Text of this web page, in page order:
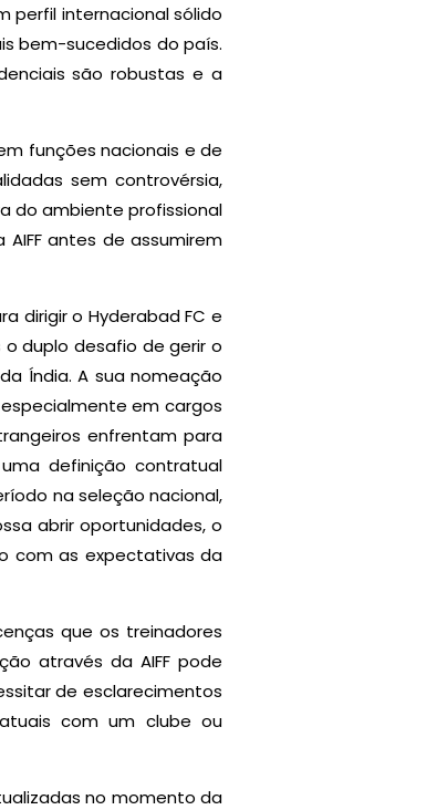
perfil internacional sólido
bem-sucedidos do país.
são robustas e a
funções nacionais e de
sem controvérsia,
do ambiente profissional
antes de assumirem
dirigir o Hyderabad FC e
o duplo desafio de gerir o
Índia. A sua nomeação
especialmente em cargos
enfrentam para
definição contratual
na seleção nacional,
abrir oportunidades, o
com as expectativas da
que os treinadores
através da AIFF pode
de esclarecimentos
com um clube ou
no momento da